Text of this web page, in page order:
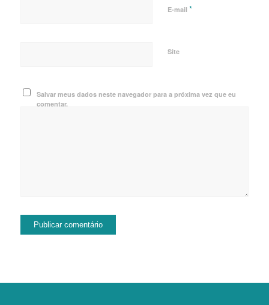
E-mail *
Site
Salvar meus dados neste navegador para a próxima vez que eu
comentar.